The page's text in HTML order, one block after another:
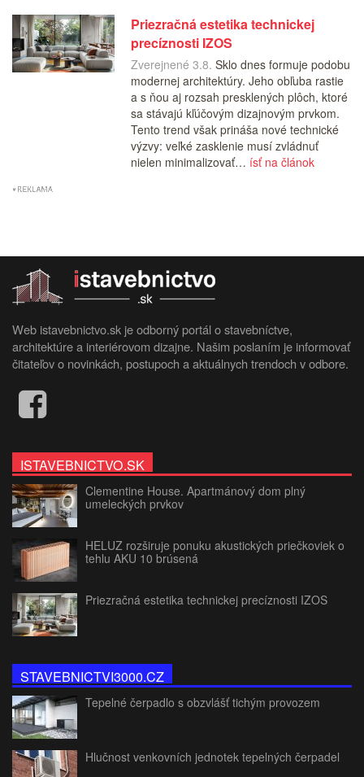
Priezračná estetika technickej
precíznosti IZOS
Zverejnené 3.8. Sklo dnes formuje podobu
modernej architektúry. Jeho obľuba rastie
a s ňou aj rozsah presklených plôch, ktoré
sa stávajú kľúčovým dizajnovým prvkom.
Tento trend však prináša nové technické
výzvy: veľké zasklenie musí zvládnuť
nielen minimalizovať… ísť na článok
Web istavebnictvo.sk je odborný portál o stavebníctve,
architektúre a interiérovom dizajne. Našim poslaním je informovať
čitateľov o novinkách, postupoch a aktuálnych trendoch v odbore.
ISTAVEBNICTVO.SK
Clementine House. Apartmánový dom plný
umeleckých prvkov
HELUZ rozširuje ponuku akustických priečkoviek o
tehlu AKU 10 brúsená
Priezračná estetika technickej precíznosti IZOS
STAVEBNICTVI3000.CZ
Tepelné čerpadlo s obzvlášť tichým provozem
Hlučnost venkovních jednotek tepelných čerpadel